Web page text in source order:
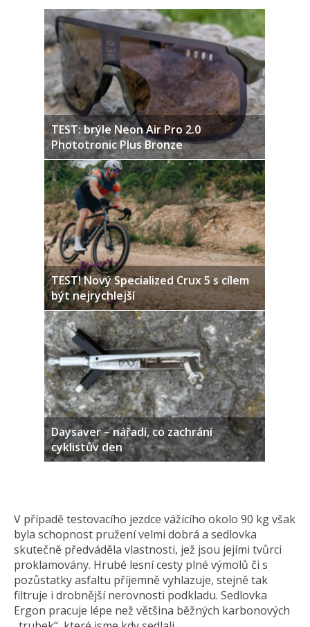
TEST: brýle Neon Air Pro 2.0
Phototronic Plus Bronze
TEST! Nový Specialized Crux 5 s cílem
být nejrychlejší
Daysaver – nářadí, co zachrání
cyklistův den
V případě testovacího jezdce vážícího okolo 90 kg však
byla schopnost pružení velmi dobrá a sedlovka
skutečně předváděla vlastnosti, jež jsou jejími tvůrci
proklamovány. Hrubé lesní cesty plné výmolů či s
pozůstatky asfaltu příjemně vyhlazuje, stejně tak
filtruje i drobnější nerovnosti podkladu. Sedlovka
Ergon pracuje lépe než většina běžných karbonových